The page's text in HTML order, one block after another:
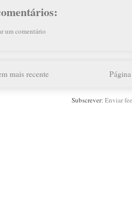
um comentário
mais recente
Subscrever: Enviar